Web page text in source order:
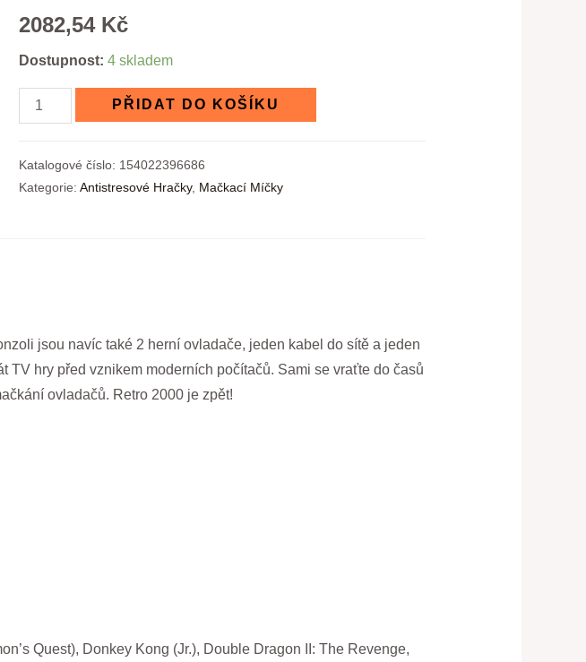
2082,54 Kč
Dostupnost: 4 skladem
PŘIDAT DO KOŠÍKU
Katalogové číslo: 154022396686
Kategorie:Antistresové Hračky, Mačkací Míčky
jsou navíc také 2 herní ovladače, jeden kabel do sítě a jeden
TV hry před vznikem moderních počítačů. Sami se vraťte do časů
ovladačů. Retro 2000 je zpět!
Quest), Donkey Kong (Jr.), Double Dragon II: The Revenge,